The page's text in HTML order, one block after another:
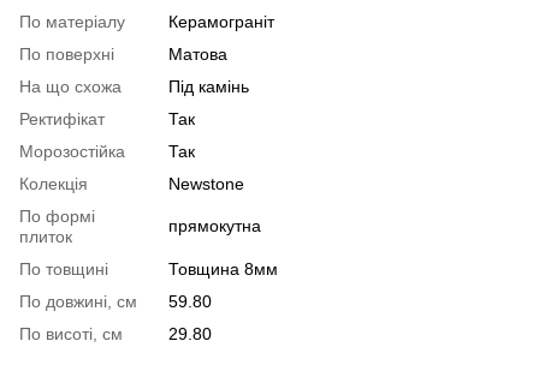
По матеріалу
Керамограніт
По поверхні
Матова
На що схожа
Під камінь
Ректифікат
Так
Морозостійка
Так
Колекція
Newstone
По формі
плиток
прямокутна
По товщині
Товщина 8мм
По довжині, см
59.80
По висоті, см
29.80